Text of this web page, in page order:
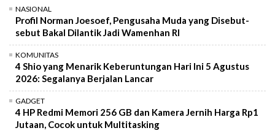
NASIONAL
Profil Norman Joesoef, Pengusaha Muda yang Disebut-
sebut Bakal Dilantik Jadi Wamenhan RI
KOMUNITAS
4 Shio yang Menarik Keberuntungan Hari Ini 5 Agustus
2026: Segalanya Berjalan Lancar
GADGET
4 HP Redmi Memori 256 GB dan Kamera Jernih Harga Rp1
Jutaan, Cocok untuk Multitasking